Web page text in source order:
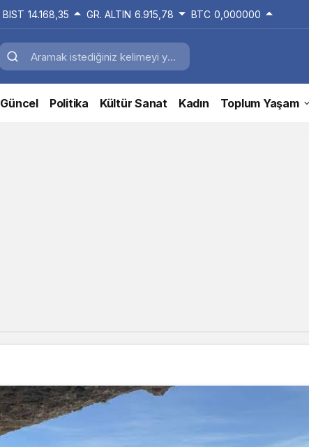
BIST 14.168,35 GR. ALTIN 6.915,78 BTC 0,000000
Güncel Politika Kültür Sanat Kadın Toplum Yaşam